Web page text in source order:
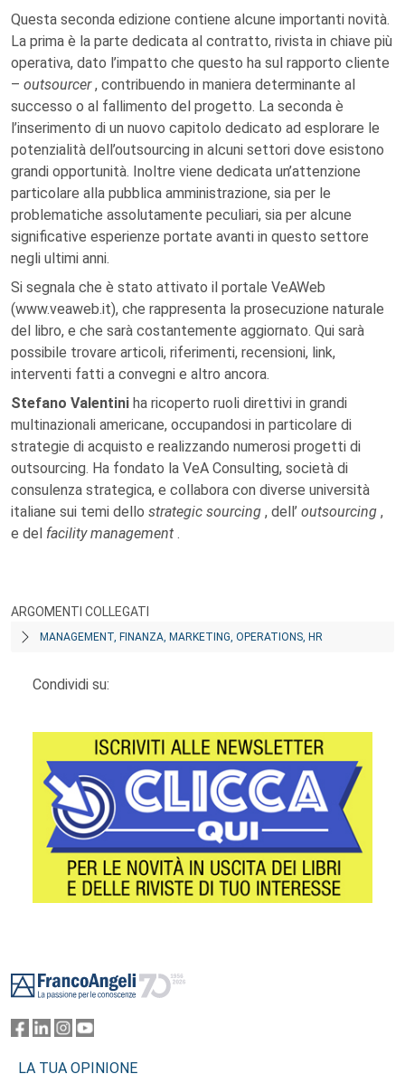
Questa seconda edizione contiene alcune importanti novità.
La prima è la parte dedicata al contratto, rivista in chiave più
operativa, dato l’impatto che questo ha sul rapporto cliente
– outsourcer, contribuendo in maniera determinante al
successo o al fallimento del progetto. La seconda è
l’inserimento di un nuovo capitolo dedicato ad esplorare le
potenzialità dell’outsourcing in alcuni settori dove esistono
grandi opportunità. Inoltre viene dedicata un’attenzione
particolare alla pubblica amministrazione, sia per le
problematiche assolutamente peculiari, sia per alcune
significative esperienze portate avanti in questo settore
negli ultimi anni.
Si segnala che è stato attivato il portale VeAWeb
(www.veaweb.it), che rappresenta la prosecuzione naturale
del libro, e che sarà costantemente aggiornato. Qui sarà
possibile trovare articoli, riferimenti, recensioni, link,
interventi fatti a convegni e altro ancora.
Stefano Valentini ha ricoperto ruoli direttivi in grandi
multinazionali americane, occupandosi in particolare di
strategie di acquisto e realizzando numerosi progetti di
outsourcing. Ha fondato la VeA Consulting, società di
consulenza strategica, e collabora con diverse università
italiane sui temi dello strategic sourcing , dell’ outsourcing ,
e del facility management .
ARGOMENTI COLLEGATI
MANAGEMENT, FINANZA, MARKETING, OPERATIONS, HR
Condividi su:
LA TUA OPINIONE